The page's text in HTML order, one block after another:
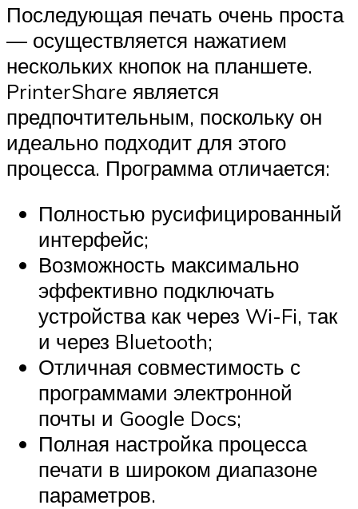
Последующая печать очень проста
— осуществляется нажатием
нескольких кнопок на планшете.
PrinterShare является
предпочтительным, поскольку он
идеально подходит для этого
процесса. Программа отличается:
Полностью русифицированный
интерфейс;
Возможность максимально
эффективно подключать
устройства как через Wi-Fi, так
и через Bluetooth;
Отличная совместимость с
программами электронной
почты и Google Docs;
Полная настройка процесса
печати в широком диапазоне
параметров.